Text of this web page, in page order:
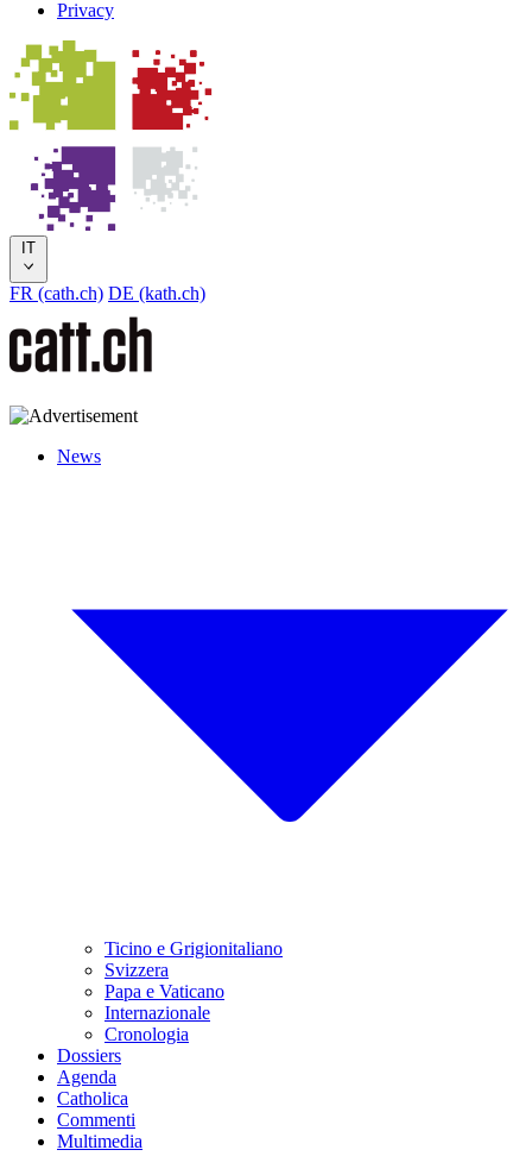
Privacy
IT
FR (cath.ch) DE (kath.ch)
News
Ticino e Grigionitaliano
Svizzera
Papa e Vaticano
Internazionale
Cronologia
Dossiers
Agenda
Catholica
Commenti
Multimedia